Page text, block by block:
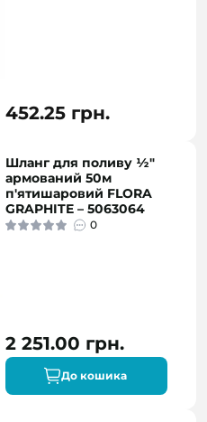
452.25 грн.
Шланг для поливу ½"
армований 50м
п'ятишаровий FLORA
GRAPHITE – 5063064
0
2 251.00 грн.
До кошика